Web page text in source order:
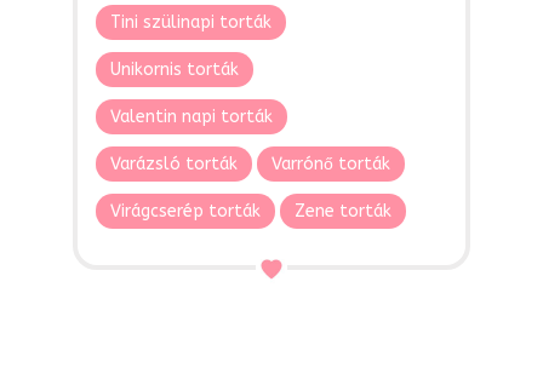
Tini szülinapi torták
Unikornis torták
Valentin napi torták
Varázsló torták Varrónő torták
Virágcserép torták Zene torták